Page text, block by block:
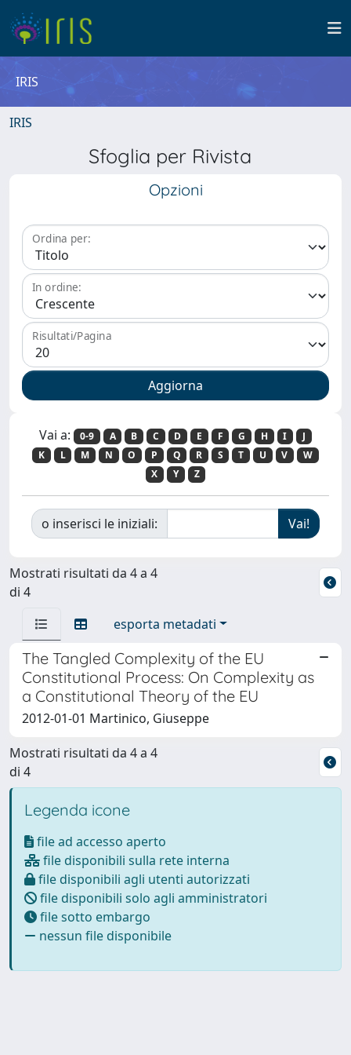
IRIS
IRIS
Sfoglia per Rivista
Opzioni
Ordina per:
In ordine:
Risultati/Pagina
Vai a: 0-9 A B C D E F G H I
J
K
L M N O P Q R S T U V
W
X
Y Z
o inserisci le iniziali:
Mostrati risultati da 4 a 4
di 4
esporta metadati
The Tangled Complexity of the EU
Constitutional Process: On Complexity as
a Constitutional Theory of the EU
2012-01-01 Martinico, Giuseppe
Mostrati risultati da 4 a 4
di 4
Legenda icone
file ad accesso aperto
file disponibili sulla rete interna
file disponibili agli utenti autorizzati
file disponibili solo agli amministratori
file sotto embargo
nessun file disponibile